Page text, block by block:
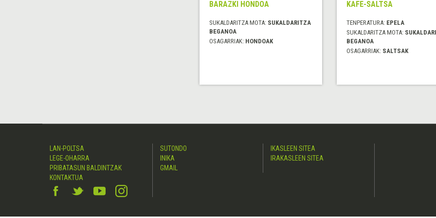
BARAZKI HONDOA
SUKALDARITZA MOTA: SUKALDARITZA
BEGANOA
OSAGARRIAK: HONDOAK
KAFE-SALTSA
TENPERATURA: EPELA
SUKALDARITZA MOTA:
BEGANOA
OSAGARRIAK: SALTSAK
LAN-POLTSA
LEGE-OHARRA
PRIBATASUN BALDINTZAK
KONTAKTUA
SUTONDO
INIKA
GMAIL
IKASLEEN SITEA
IRAKASLEEN SITEA